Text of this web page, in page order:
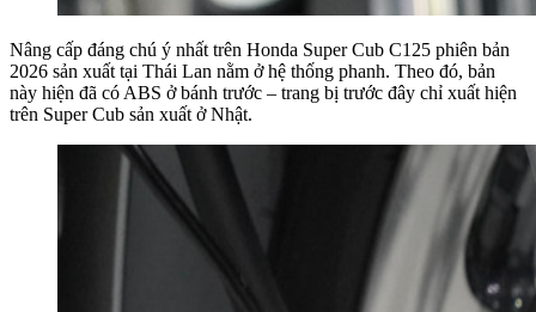
Nâng cấp đáng chú ý nhất trên Honda Super Cub C125 phiên bản
2026 sản xuất tại Thái Lan nằm ở hệ thống phanh. Theo đó, bản
này hiện đã có ABS ở bánh trước – trang bị trước đây chỉ xuất hiện
trên Super Cub sản xuất ở Nhật.